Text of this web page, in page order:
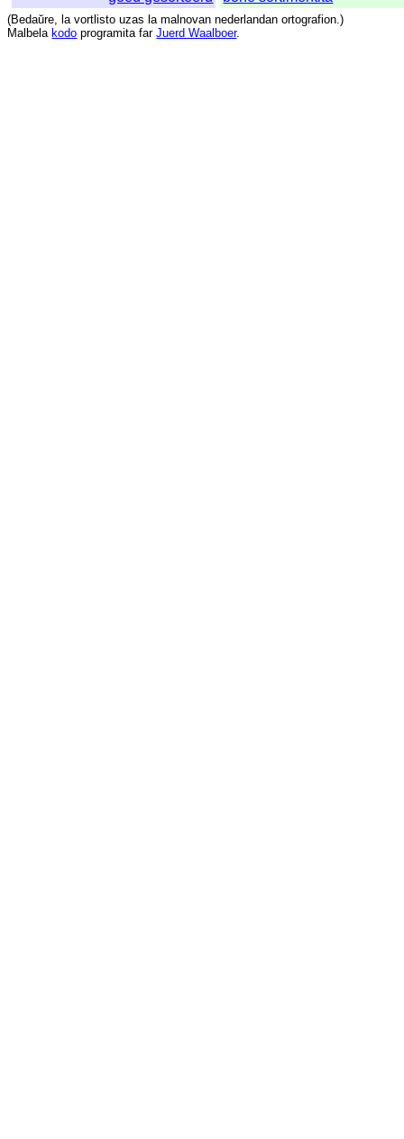
(Bedaŭre, la vortlisto uzas la malnovan nederlandan ortografion.)
Malbela kodo programita far Juerd Waalboer.